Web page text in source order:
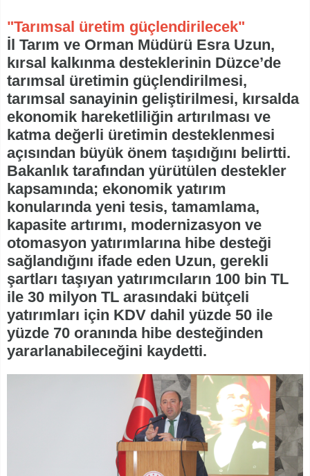
"Tarımsal üretim güçlendirilecek"
İl Tarım ve Orman Müdürü Esra Uzun,
kırsal kalkınma desteklerinin Düzce’de
tarımsal üretimin güçlendirilmesi,
tarımsal sanayinin geliştirilmesi, kırsalda
ekonomik hareketliliğin artırılması ve
katma değerli üretimin desteklenmesi
açısından büyük önem taşıdığını belirtti.
Bakanlık tarafından yürütülen destekler
kapsamında; ekonomik yatırım
konularında yeni tesis, tamamlama,
kapasite artırımı, modernizasyon ve
otomasyon yatırımlarına hibe desteği
sağlandığını ifade eden Uzun, gerekli
şartları taşıyan yatırımcıların 100 bin TL
ile 30 milyon TL arasındaki bütçeli
yatırımları için KDV dahil yüzde 50 ile
yüzde 70 oranında hibe desteğinden
yararlanabileceğini kaydetti.